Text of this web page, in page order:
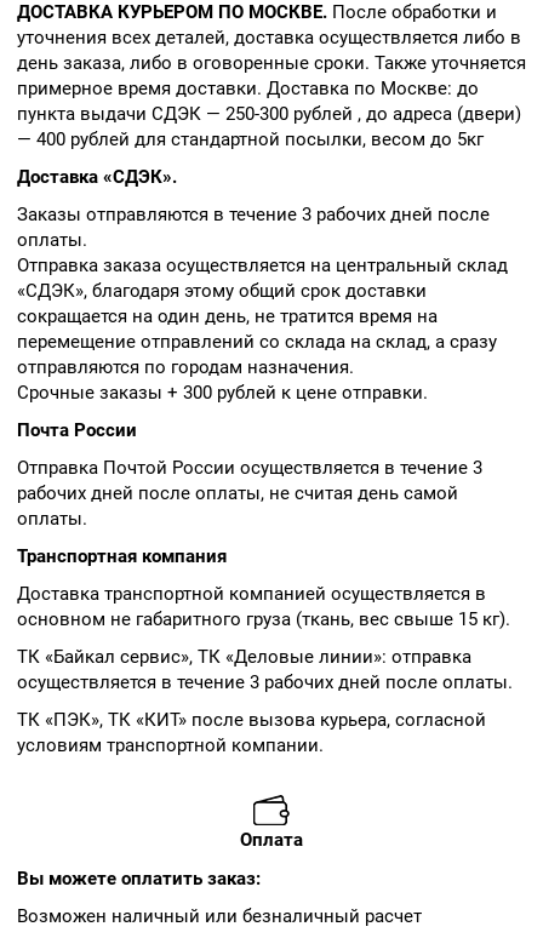
ДОСТАВКА КУРЬЕРОМ ПО МОСКВЕ. После обработки и
уточнения всех деталей, доставка осуществляется либо в
день заказа, либо в оговоренные сроки. Также уточняется
примерное время доставки. Доставка по Москве: до
пункта выдачи СДЭК — 250-300 рублей , до адреса (двери)
— 400 рублей для стандартной посылки, весом до 5кг
Доставка «СДЭК».
Заказы отправляются в течение 3 рабочих дней после
оплаты.
Отправка заказа осуществляется на центральный склад
«СДЭК», благодаря этому общий срок доставки
сокращается на один день, не тратится время на
перемещение отправлений со склада на склад, а сразу
отправляются по городам назначения.
Срочные заказы + 300 рублей к цене отправки.
Почта России
Отправка Почтой России осуществляется в течение 3
рабочих дней после оплаты, не считая день самой
оплаты.
Транспортная компания
Доставка транспортной компанией осуществляется в
основном не габаритного груза (ткань, вес свыше 15 кг).
ТК «Байкал сервис», ТК «Деловые линии»: отправка
осуществляется в течение 3 рабочих дней после оплаты.
ТК «ПЭК», ТК «КИТ» после вызова курьера, согласной
условиям транспортной компании.
Оплата
Вы можете оплатить заказ:
Возможен наличный или безналичный расчет